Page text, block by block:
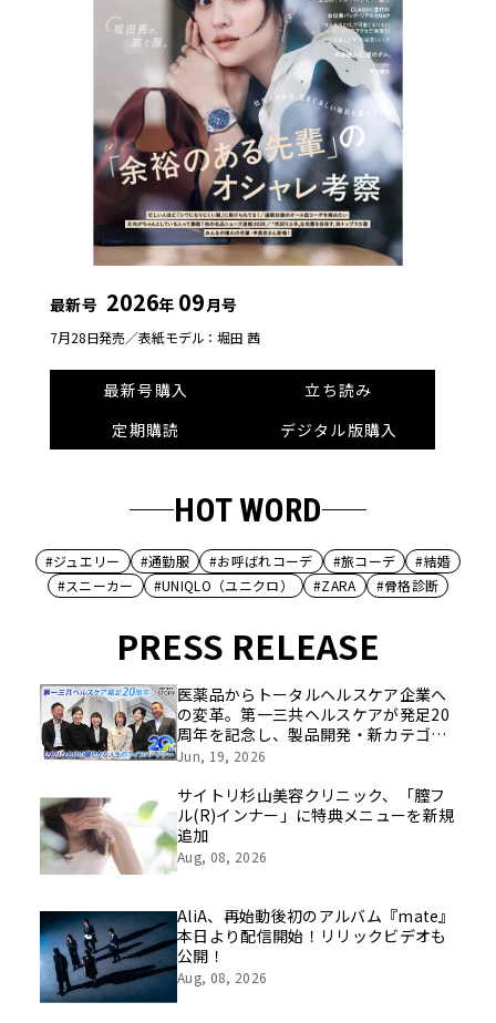
最新号 2026年 09月号
7月28日発売／表紙モデル：堀田 茜
最新号購入
立ち読み
定期購読
デジタル版購入
HOT WORD
#ジュエリー #通勤服 #お呼ばれコーデ #旅コーデ
#結婚
#スニーカー
#UNIQLO（ユニクロ） #ZARA #骨格診断
PRESS RELEASE
医薬品からトータルヘルスケア企業へ
の変革。第一三共ヘルスケアが発足20
周年を記念し、製品開発・新カテゴリ
挑戦の舞台や旧社統合時のエピソード
像を公開！
Jun, 19, 2026
サイトリ杉山美容クリニック、「膣フ
ル(R)インナー」に特典メニューを新規
追加
Aug, 08, 2026
AliA、再始動後初のアルバム『mate』
本日より配信開始！リリックビデオも
公開！
Aug, 08, 2026